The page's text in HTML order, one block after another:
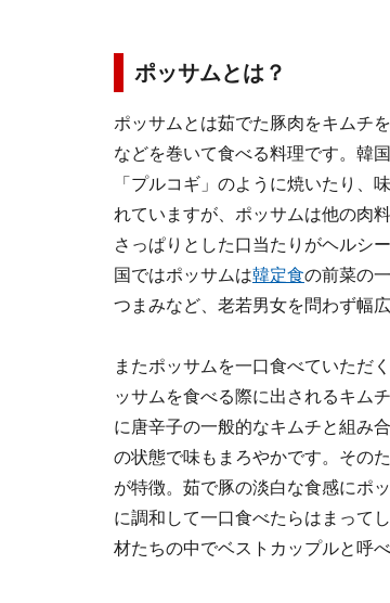
ポッサムとは？
ポッサムとは茹でた豚肉をキムチ
などを巻いて食べる料理です。韓
「プルコギ」のように焼いたり、
れていますが、ポッサムは他の肉
さっぱりとした口当たりがヘルシ
国ではポッサムは韓定食の前菜の
つまみなど、老若男女を問わず幅
またポッサムを一口食べていただ
ッサムを食べる際に出されるキム
に唐辛子の一般的なキムチと組み
の状態で味もまろやかです。その
が特徴。茹で豚の淡白な食感にポ
に調和して一口食べたらはまって
材たちの中でベストカップルと呼